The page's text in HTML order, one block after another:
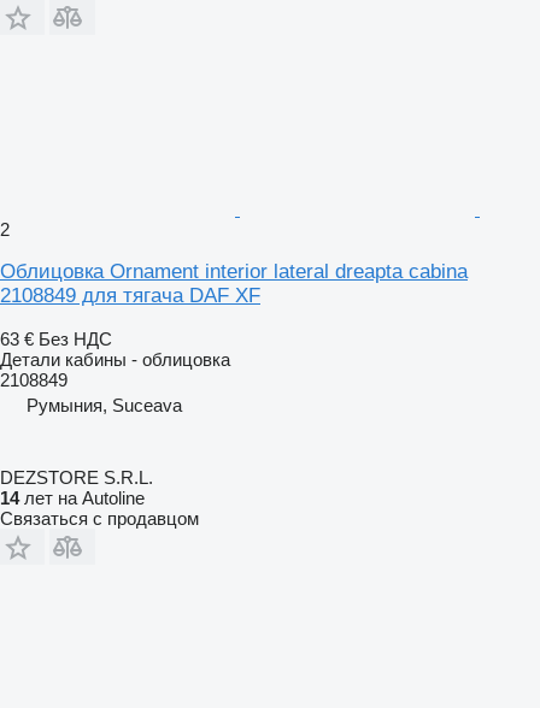
2
Облицовка Ornament interior lateral dreapta cabina
2108849 для тягача DAF XF
63 € Без НДС
Детали кабины - облицовка
2108849
Румыния, Suceava
DEZSTORE S.R.L.
14лет на Autoline
Связаться с продавцом